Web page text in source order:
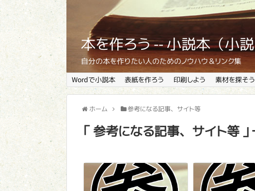
本を作ろう -- 小説本（小
自分の本を作りたい人のためのノウハウ＆リンク集
Wordで小説本 表紙を作ろう 印刷しよう 素材を探そう
ホーム 参考になる記事、サイト等
「 参考になる記事、サイト等